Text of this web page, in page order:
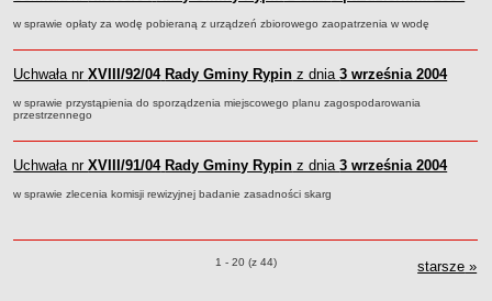
Budżet
Zmiany budżetu
Wieloletnia Prognoza Finansowa
Majątek gminy
Majątek jednostek organizacyjnych
Dług publiczny
Realizacja inwestycji
w sprawie opłaty za wodę pobieraną z urządzeń zbiorowego zaopatrzenia w wodę
Uchwała nrXVIII/92/04 Rady Gminy Rypin z dnia3 września 2004
w sprawie przystąpienia do sporządzenia miejscowego planu zagospodarowania
przestrzennego
Uchwała nrXVIII/91/04 Rady Gminy Rypin z dnia3 września 2004
w sprawie zlecenia komisji rewizyjnej badanie zasadności skarg
Uchwały o pozycjach
1 - 20 (z 44) starsze »